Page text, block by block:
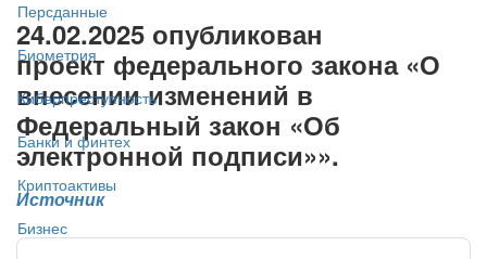
Персданные
Биометрия
Киберпреступность
Банки и финтех
Криптоактивы
Бизнес
24.02.2025 опубликован
проект федерального закона «О
внесении изменений в
Федеральный закон «Об
электронной подписи»».
Источник